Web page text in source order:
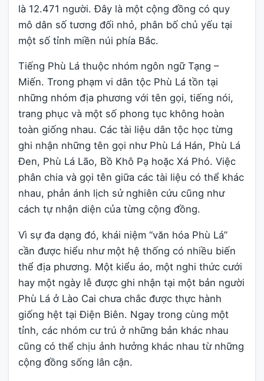
là 12.471 người. Đây là một cộng đồng có quy
mô dân số tương đối nhỏ, phân bố chủ yếu tại
một số tỉnh miền núi phía Bắc.
Tiếng Phù Lá thuộc nhóm ngôn ngữ Tạng –
Miến. Trong phạm vi dân tộc Phù Lá tồn tại
những nhóm địa phương với tên gọi, tiếng nói,
trang phục và một số phong tục không hoàn
toàn giống nhau. Các tài liệu dân tộc học từng
ghi nhận những tên gọi như Phù Lá Hán, Phù Lá
Đen, Phù Lá Lão, Bồ Khô Pạ hoặc Xá Phó. Việc
phân chia và gọi tên giữa các tài liệu có thể khác
nhau, phản ánh lịch sử nghiên cứu cũng như
cách tự nhận diện của từng cộng đồng.
Vì sự đa dạng đó, khái niệm “văn hóa Phù Lá”
cần được hiểu như một hệ thống có nhiều biến
thể địa phương. Một kiểu áo, một nghi thức cưới
hay một ngày lễ được ghi nhận tại một bản người
Phù Lá ở Lào Cai chưa chắc được thực hành
giống hệt tại Điện Biên. Ngay trong cùng một
tỉnh, các nhóm cư trú ở những bản khác nhau
cũng có thể chịu ảnh hưởng khác nhau từ những
cộng đồng sống lân cận.